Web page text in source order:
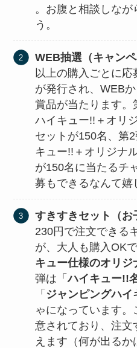
。お腹と相談しなが
う。
WEB抽選（キャンペ
以上の購入ごとに
が発行され、WEB
賞品が当たります​
ハイキュー!!＋オリ
セットが150名、第
キュー!!＋オリジナ
が150名に当たるチ
募もできるなんて嬉
すきすきセット（お
230円で注文できる
が、大人も購入OK
キュー仕様のオリジ
弾は「ハイキュー!!
「 ジャンピングハイ
ゃになっています。
意されており、注文
えます（何が出る